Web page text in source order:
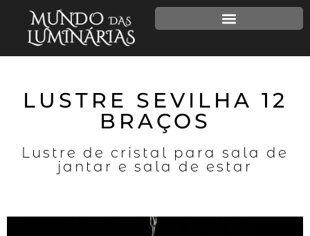
LUSTRE SEVILHA 12
BRAÇOS
Lustre de cristal para sala de
jantar e sala de estar